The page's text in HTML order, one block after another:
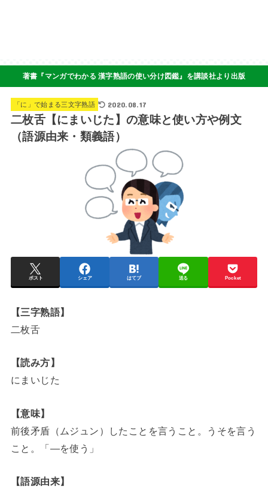
著書『マンガでわかる 漢字熟語の使い分け図鑑』を講談社より出版
「に」で始まる三文字熟語 2020.08.17
二枚舌【にまいじた】の意味と使い方や例文
（語源由来・類義語）
ポスト シェア はてブ 送る Pocket
【三字熟語】
二枚舌
【読み方】
にまいじた
【意味】
前後矛盾（ムジュン）したことを言うこと。うそを言う
こと。「―を使う」
【語源由来】